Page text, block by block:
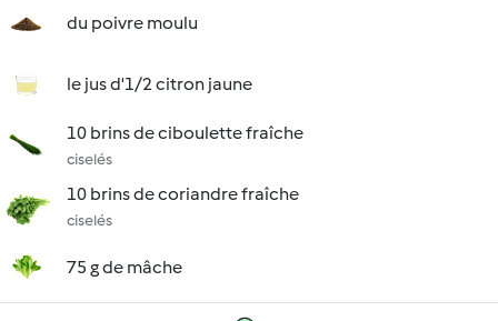
du poivre moulu
le jus d'1/2 citron jaune
10 brins de ciboulette fraîche
ciselés
10 brins de coriandre fraîche
ciselés
75 g de mâche